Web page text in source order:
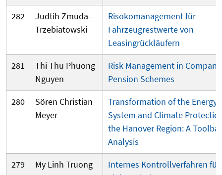
282
Judtih Zmuda-
Trzebiatowski
Risokomanagement für
Fahrzeugrestwerte von
Leasingrückläufern
281
Thi Thu Phuong
Nguyen
Risk Management in Company
Pension Schemes
280
Sören Christian
Meyer
Transformation of the Energy
System and Climate
the Hanover Region: A
Analysis
279
My Linh Truong
Internes Kontrollverfahren für